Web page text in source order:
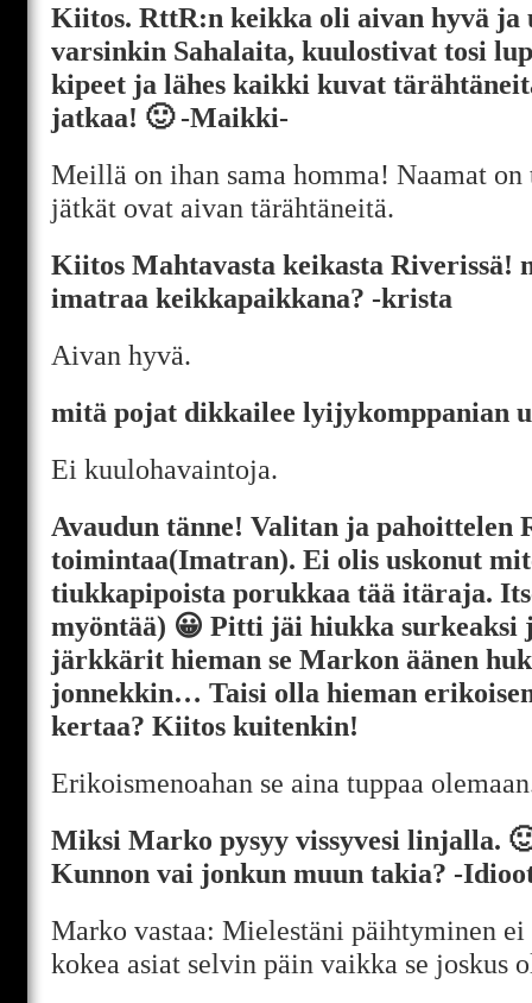
Kiitos. RttR:n keikka oli aivan hyvä ja
varsinkin Sahalaita, kuulostivat tosi
kipeet ja lähes kaikki kuvat
jatkaa! 🙂 -Maikki-
Meillä on ihan sama homma! Naamat
jätkät ovat aivan tärähtäneitä.
Kiitos Mahtavasta keikasta Riverissä!
imatraa keikkapaikkana? -krista
Aivan hyvä.
mitä pojat dikkailee lyijykomppanian
Ei kuulohavaintoja.
Avaudun tänne! Valitan ja pahoittelen
toimintaa(Imatran). Ei olis uskonut
tiukkapipoista porukkaa tää itäraja.
myöntää) 😀 Pitti jäi hiukka surkeaksi
järkkärit hieman se Markon äänen
jonnekkin… Taisi olla hieman
kertaa? Kiitos kuitenkin!
Erikoismenoahan se aina tuppaa
Miksi Marko pysyy vissyvesi linjalla.
Kunnon vai jonkun muun takia? -
Marko vastaa: Mielestäni päihtyminen
kokea asiat selvin päin vaikka se joskus